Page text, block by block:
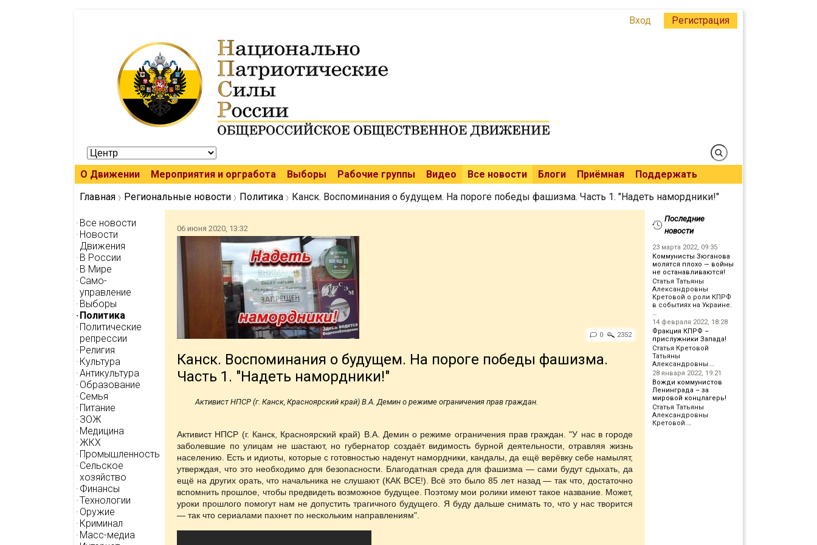
Вход Регистрация
О Движении Мероприятия и оргработа Выборы Рабочие группы Видео Все новости Блоги Приёмная
Поддержать
Главная
Региональные новости Политика Канск. Воспоминания о будущем. На пороге победы фашизма. Часть 1. "Надеть намордники!"
Все новости
Новости
Движения
В России
В Мире
Само-
управление
Выборы
Политика
Политические
репрессии
Религия
Культура
Антикультура
Образование
Семья
Питание
ЗОЖ
Медицина
ЖКХ
Промышленность
Сельское
хозяйство
Финансы
Технологии
Оружие
Криминал
Масс-медиа
06 июня 2020, 13:32
0 2352
Канск. Воспоминания о будущем. На пороге победы фашизма.
Часть 1. "Надеть намордники!"
Активист НПСР (г. Канск, Красноярский край) В.А. Демин о режиме ограничения прав граждан.
Активист НПСР (г. Канск, Красноярский край) В.А. Демин о режиме ограничения прав граждан. "У нас в городе
заболевшие по улицам не шастают, но губернатор создаёт видимость бурной деятельности, отравляя жизнь
населению. Есть и идиоты, которые с готовностью наденут намордники, кандалы, да ещё верёвку себе намылят,
утверждая, что это необходимо для безопасности. Благодатная среда для фашизма — сами будут сдыхать, да
ещё на других орать, что начальника не слушают (КАК ВСЕ!). Всё это было 85 лет назад — так что, достаточно
вспомнить прошлое, чтобы предвидеть возможное будущее. Поэтому мои ролики имеют такое название. Может,
уроки прошлого помогут нам не допустить трагичного будущего. Я буду дальше снимать то, что у нас творится
— так что сериалами пахнет по нескольким направлениям".
Последние
новости
23 марта 2022, 09:35
Коммунисты Зюганова
молятся плохо — войны
не останавливаются!
Статья Татьяны
Александровны
Кретовой о роли КПРФ
в событиях на Украине.
…
14 февраля 2022, 18:28
Фракция КПРФ –
прислужники Запада!
Статья Кретовой
Татьяны
Александровны.…
28 января 2022, 19:21
Вожди коммунистов
Ленинграда – за
мировой концлагерь!
Статья Татьяны
Александровны
Кретовой.…